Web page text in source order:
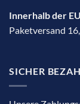
Innerhalb der EU
Paketversand
SICHER